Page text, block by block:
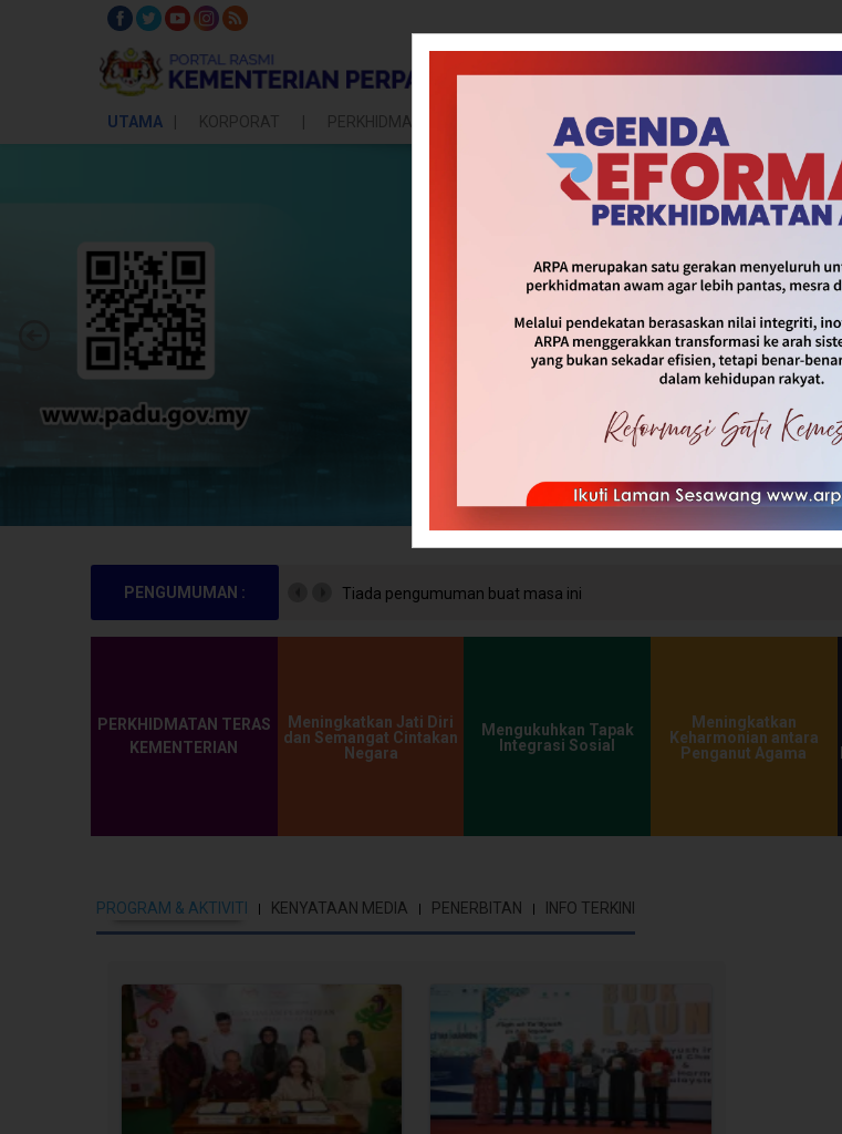
UTAMA KORPORAT PERKHIDMATAN DASAR & INISIATIF SOP & INFOGRAFIK
PENGUMUMAN : Tiada pengumuman buat masa ini
PERKHIDMATAN TERAS
KEMENTERIAN
Meningkatkan Jati Diri
dan Semangat Cintakan
Negara
Mengukuhkan Tapak
Integrasi Sosial
Meningkatkan
Keharmonian antara
Penganut Agama
PROGRAM & AKTIVITI KENYATAAN MEDIA PENERBITAN INFO TERKINI